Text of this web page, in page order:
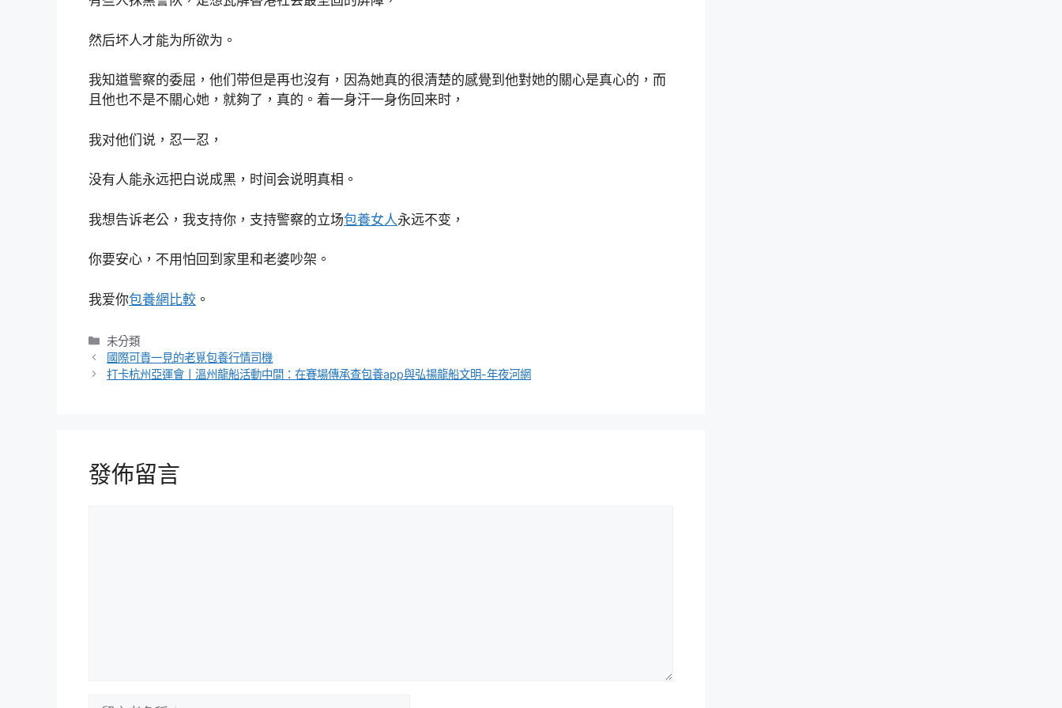
然后坏人才能为所欲为。
我知道警察的委屈，他们带但是再也沒有，因為她真的很清楚的感覺到他對她的關心是真心的，而
且他也不是不關心她，就夠了，真的。着一身汗一身伤回来时，
我对他们说，忍一忍，
没有人能永远把白说成黑，时间会说明真相。
我想告诉老公，我支持你，支持警察的立场包養女人永远不变，
你要安心，不用怕回到家里和老婆吵架。
我爱你包養網比較 。
分
類
未分類
國際可貴一見的老覓包養行情司機
打卡杭州亞運會丨溫州龍船活動中間：在賽場傳承查包養app與弘揚龍船文明-年夜河網
發佈留言